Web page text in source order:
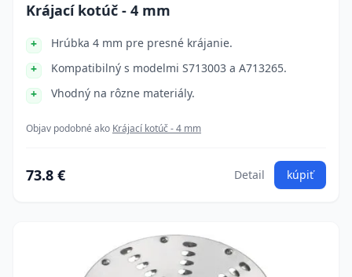
Krájací kotúč - 4 mm
Hrúbka 4 mm pre presné krájanie.
Kompatibilný s modelmi S713003 a A713265.
Vhodný na rôzne materiály.
Objav podobné ako Krájací kotúč - 4 mm
73.8 € Detail kúpiť